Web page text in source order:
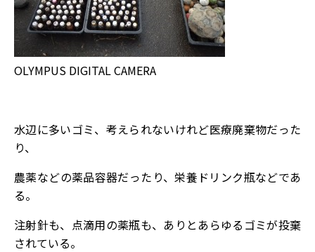
OLYMPUS DIGITAL CAMERA
水辺に多いゴミ、考えられないけれど医療廃棄物だった
り、
農薬などの薬品容器だったり、栄養ドリンク瓶などであ
る。
注射針も、点滴用の薬瓶も、ありとあらゆるゴミが投棄
されている。